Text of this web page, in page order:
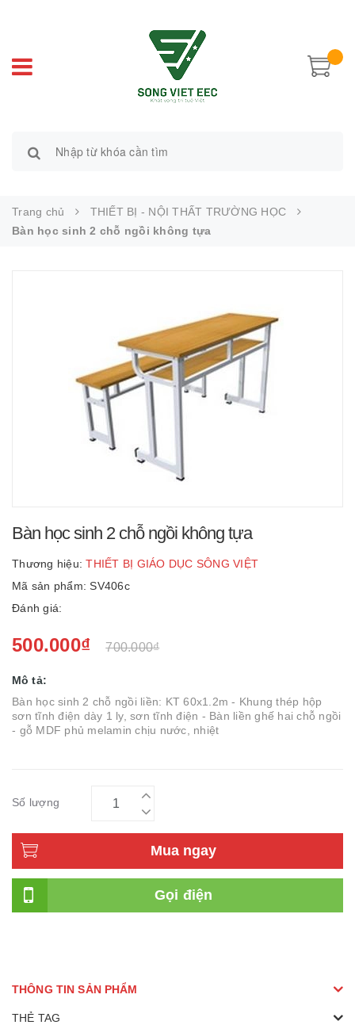
Trang chủ
THIẾT BỊ - NỘI THẤT TRƯỜNG HỌC
Bàn học sinh 2 chỗ ngồi không tựa
Bàn học sinh 2 chỗ ngồi không tựa
Thương hiệu: THIẾT BỊ GIÁO DỤC SÔNG VIỆT
Mã sản phẩm: SV406c
Đánh giá:
500.000₫ 700.000₫
Mô tả:
Bàn học sinh 2 chỗ ngồi liền: KT 60x1.2m - Khung thép hộp
sơn tĩnh điện dày 1 ly, sơn tĩnh điện - Bàn liền ghế hai chỗ ngồi
- gỗ MDF phủ melamin chịu nước, nhiệt
Số lượng
Mua ngay
Gọi điện
THÔNG TIN SẢN PHẨM
THẺ TAG